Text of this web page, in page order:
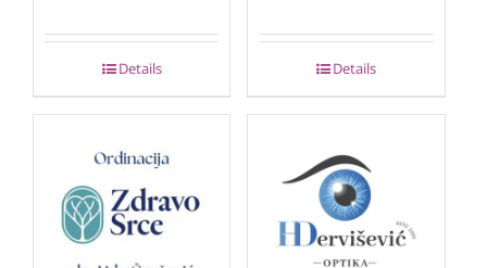
Details Details